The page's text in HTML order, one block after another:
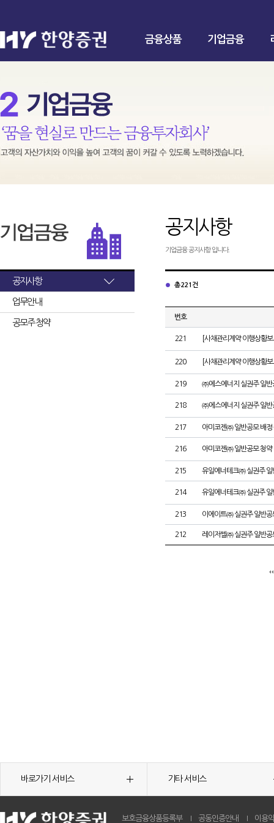
금융상품 기업금융
공지사항
업무안내
공모주 청약
공지사항
기업금융 공지사항 입니다.
총 221건
번호
221 [사채관리계약 이행상황
220 [사채관리계약 이행상황
219 ㈜에스에너지 실권주 일반
218 ㈜에스에너지 실권주 일반
217 아미코젠㈜ 일반공모 배정
216 아미코젠㈜ 일반공모 청약
215 유일에너테크㈜ 실권주 일
214 유일에너테크㈜ 실권주 일
213 이에이트㈜ 실권주 일반공
212 레이저쎌㈜ 실권주 일반공
바로가기 서비스 기타 서비스
보호금융상품등록부 공동인증안내 이용